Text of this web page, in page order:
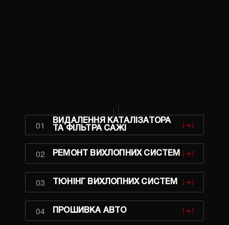
01
ВИДАЛЕННЯ КАТАЛІЗАТОРА
ТА ФІЛЬТРА САЖІ
02 РЕМОНТ ВИХЛОПНИХ СИСТЕМ
03 ТЮНІНГ ВИХЛОПНИХ СИСТЕМ
04 ПРОШИВКА АВТО